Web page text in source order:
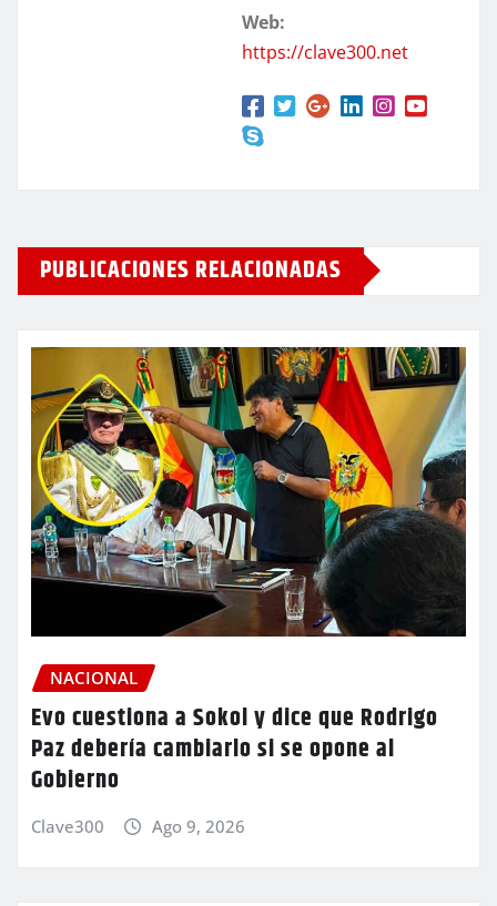
Web:
https://clave300.net
PUBLICACIONES RELACIONADAS
NACIONAL
Evo cuestiona a Sokol y dice que Rodrigo
Paz debería cambiarlo si se opone al
Gobierno
Clave300 Ago 9, 2026